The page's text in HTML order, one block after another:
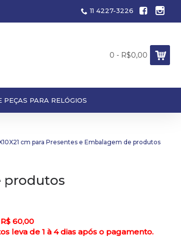
11 4227-3226
0 - R$0,00
PEÇAS PARA RELÓGIOS
cm para Presentes e Embalagem de produtos
produtos
60,00
leva de 1 à 4 dias após o pagamento.